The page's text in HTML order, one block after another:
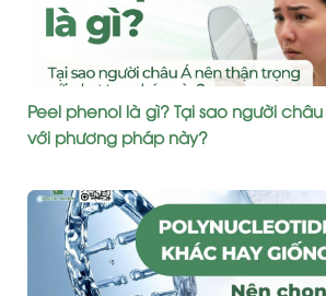
Peel phenol là gì? Tại sao người
với phương pháp này?